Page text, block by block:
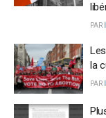
PAR
la
PAR